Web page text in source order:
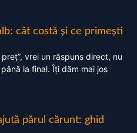
cât costă și ce primești
vrei un răspuns direct, nu
la final. Îți dăm mai jos
părul cărunt: ghid